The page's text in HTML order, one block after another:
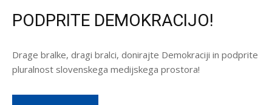
PODPRITE DEMOKRACIJO!
Drage bralke, dragi bralci, donirajte Demokraciji in podprite
pluralnost slovenskega medijskega prostora!